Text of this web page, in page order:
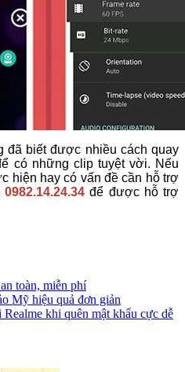
đã biết được nhiều cách quay
có những clip tuyệt vời. Nếu
hiện hay có vấn đề cần hỗ trợ
0982.14.24.34 để được hỗ trợ
toàn, miễn phí
Mỹ hiệu quả đơn giản
khi quên mật khẩu cực dễ